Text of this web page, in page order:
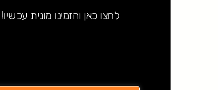
לחצו כאן והזמינו מונית עכשיו!